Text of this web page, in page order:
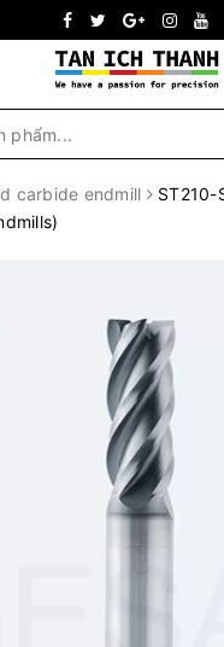
carbide endmill
ST210-